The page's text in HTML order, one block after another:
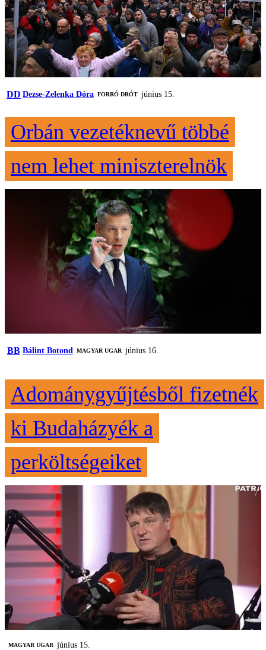
DD Dezse-Zelenka Dóra FORRÓ DRÓT június 15.
Orbán vezetéknevű többé
nem lehet miniszterelnök
BB Bálint Botond MAGYAR UGAR június 16.
Adománygyűjtésből fizetnék
ki Budaházyék a
perköltségeiket
MAGYAR UGAR június 15.